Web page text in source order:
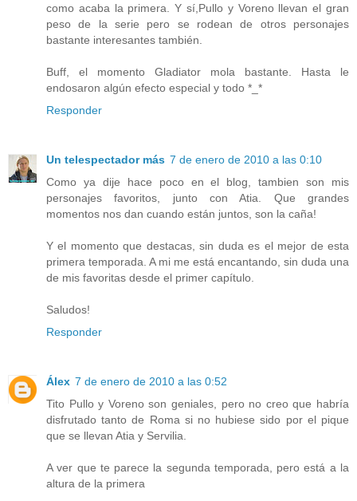
como acaba la primera. Y sí,Pullo y Voreno llevan el gran
peso de la serie pero se rodean de otros personajes
bastante interesantes también.
Buff, el momento Gladiator mola bastante. Hasta le
endosaron algún efecto especial y todo *_*
Responder
Un telespectador más 7 de enero de 2010 a las 0:10
Como ya dije hace poco en el blog, tambien son mis
personajes favoritos, junto con Atia. Que grandes
momentos nos dan cuando están juntos, son la caña!
Y el momento que destacas, sin duda es el mejor de esta
primera temporada. A mi me está encantando, sin duda una
de mis favoritas desde el primer capítulo.
Saludos!
Responder
Álex 7 de enero de 2010 a las 0:52
Tito Pullo y Voreno son geniales, pero no creo que habría
disfrutado tanto de Roma si no hubiese sido por el pique
que se llevan Atia y Servilia.
A ver que te parece la segunda temporada, pero está a la
altura de la primera